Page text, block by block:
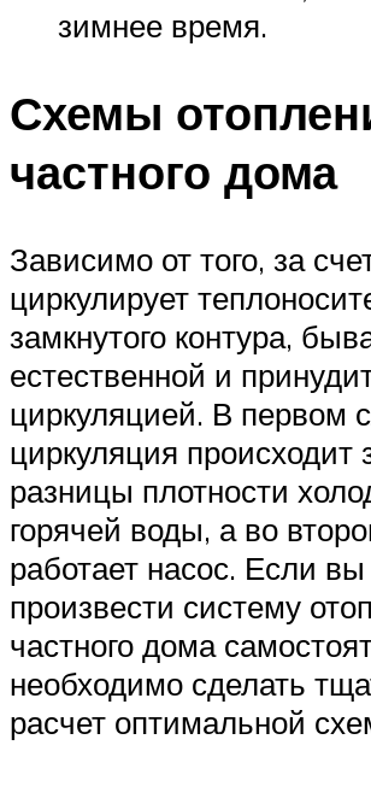
зимнее время.
Схемы
частного дома
Зависимо от того, за
циркулирует
замкнутого контура,
естественной и
циркуляцией. В первом
циркуляция происходит
разницы плотности
горячей воды, а во
работает насос. Если вы
произвести систему
частного дома
необходимо сделать
расчет оптимальной